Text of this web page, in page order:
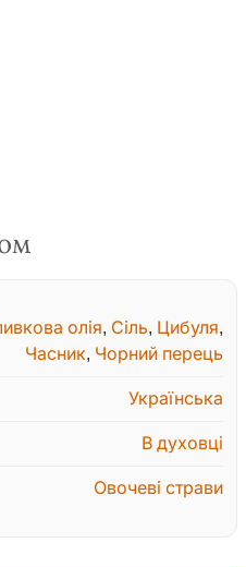
олія, Сіль, Цибуля,
Часник, Чорний перець
Українська
В духовці
Овочеві страви